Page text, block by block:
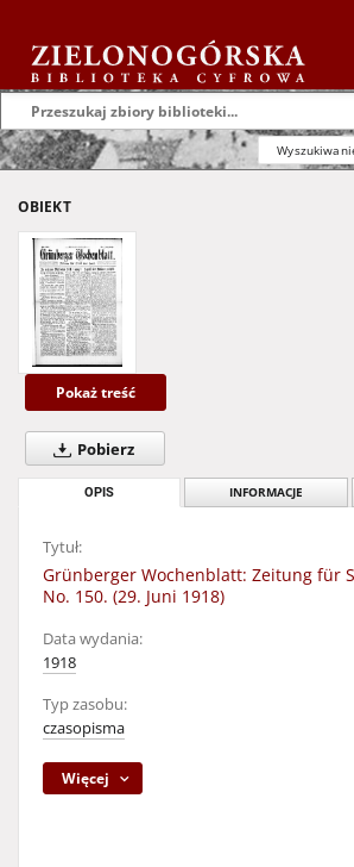
OBIEKT
Pokaż treść
Pobierz
OPIS INFORMACJE
Tytuł:
Grünberger Wochenblatt: Zeitung für
No. 150. (29. Juni 1918)
Data wydania:
1918
Typ zasobu:
czasopisma
Więcej